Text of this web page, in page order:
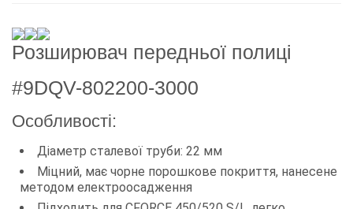
Розширювач передньої полиці
#9DQV-802200-3000
Особливості:
Діаметр сталевої труби: 22 мм
Міцний, має чорне порошкове покриття, нанесене
методом електроосадження